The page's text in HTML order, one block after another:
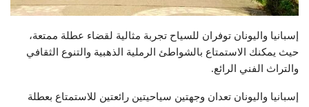
إسبانيا واليونان توفران للسياح تجربة مثالية لقضاء عطلة ممتعة،
حيث يمكنك الاستمتاع بالشواطئ الرملية الذهبية والتنوع الثقافي
والتراث الفني الرائع.
إسبانيا واليونان تعدان وجهتين سياحيتين رائعتين للاستمتاع بعطلة